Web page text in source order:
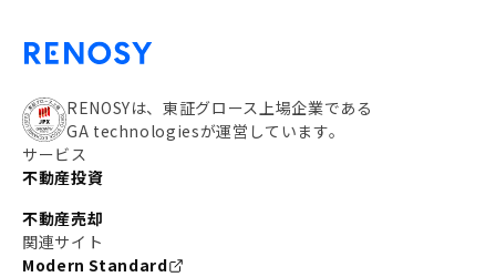
RENOSYは、東証グロース上場企業である
GA technologiesが運営しています。
サービス
不動産投資
不動産売却
関連サイト
Modern Standard